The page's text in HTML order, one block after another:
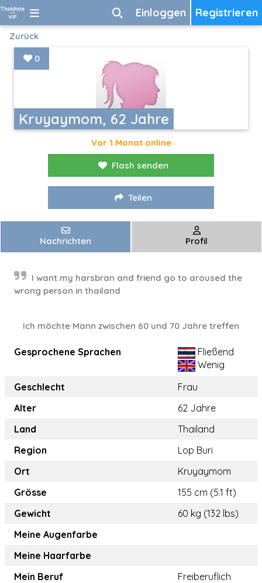
Registrieren
Einloggen
Zurück
Kruyaymom, 62 Jahre
0
Vor 1 Monat online
Flash senden
Teilen
Nachrichten Profil
I want my harsbran and friend go to aroused the
wrong person in thailand
Ich möchte Mann zwischen 60 und 70 Jahre treffen
Gesprochene Sprachen
Fließend
Wenig
Geschlecht
Frau
Alter
62 Jahre
Land
Thailand
Region
Lop Buri
Ort
Kruyaymom
Grösse
155 cm (5.1 ft)
Gewicht
60 kg (132 lbs)
Meine Augenfarbe
Meine Haarfarbe
Mein Beruf
Freiberuflich